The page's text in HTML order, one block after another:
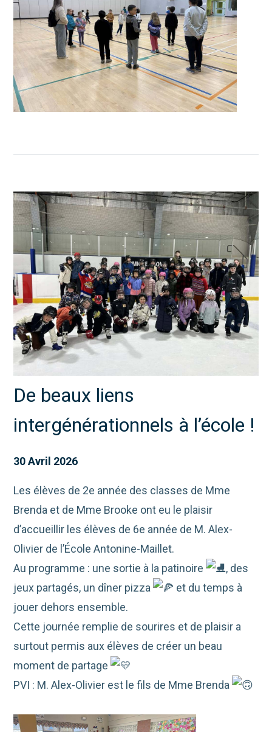
De beaux liens
intergénérationnels à l’école !
30 Avril 2026
Les élèves de 2e année des classes de Mme
Brenda et de Mme Brooke ont eu le plaisir
d’accueillir les élèves de 6e année de M. Alex-
Olivier de l’École Antonine-Maillet.
Au programme : une sortie à la patinoire
, des
jeux partagés, un dîner pizza
et du temps à
jouer dehors ensemble.
Cette journée remplie de sourires et de plaisir a
surtout permis aux élèves de créer un beau
moment de partage
PVI : M. Alex-Olivier est le fils de Mme Brenda